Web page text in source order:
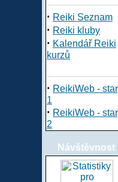
· Reiki Seznam
· Reiki kluby
· Kalendář Reiki
kurzů
· ReikiWeb -
1
· ReikiWeb -
2
Návštěvnost